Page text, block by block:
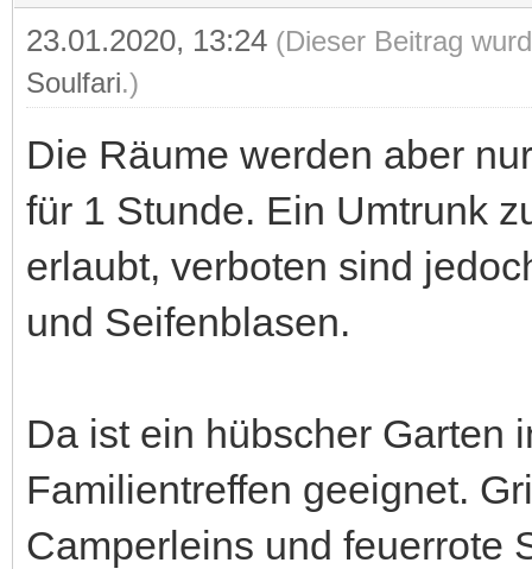
23.01.2020, 13:24 (Dieser Beitrag
Soulfari.)
Die Räume werden aber
für 1 Stunde. Ein Umtrunk
erlaubt, verboten sind
und Seifenblasen.
Da ist ein hübscher Garten
Familientreffen geeignet.
Camperleins und feuerrote